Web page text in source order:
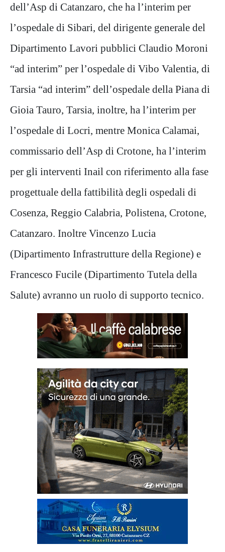
dell’Asp di Catanzaro, che ha l’interim per
l’ospedale di Sibari, del dirigente generale del
Dipartimento Lavori pubblici Claudio Moroni
“ad interim” per l’ospedale di Vibo Valentia, di
Tarsia “ad interim” dell’ospedale della Piana di
Gioia Tauro, Tarsia, inoltre, ha l’interim per
l’ospedale di Locri, mentre Monica Calamai,
commissario dell’Asp di Crotone, ha l’interim
per gli interventi Inail con riferimento alla fase
progettuale della fattibilità degli ospedali di
Cosenza, Reggio Calabria, Polistena, Crotone,
Catanzaro. Inoltre Vincenzo Lucia
(Dipartimento Infrastrutture della Regione) e
Francesco Fucile (Dipartimento Tutela della
Salute) avranno un ruolo di supporto tecnico.